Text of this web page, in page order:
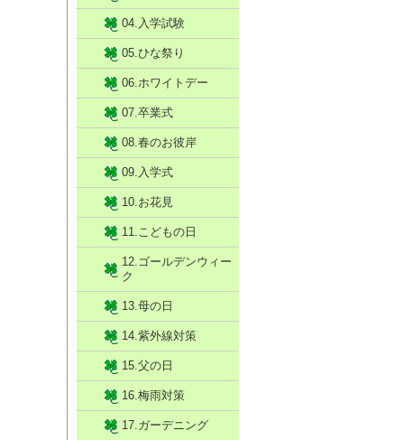
04.入学試験
05.ひな祭り
06.ホワイトデー
07.卒業式
08.春のお彼岸
09.入学式
10.お花見
11.こどもの日
12.ゴールデンウィー
ク
13.母の日
14.紫外線対策
15.父の日
16.梅雨対策
17.ガーデニング